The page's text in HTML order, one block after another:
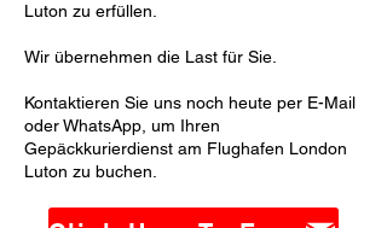
Luton zu erfüllen.
Wir übernehmen die Last für Sie.
Kontaktieren Sie uns noch heute per E-Mail
oder WhatsApp, um Ihren
Gepäckkurierdienst am Flughafen London
Luton zu buchen.